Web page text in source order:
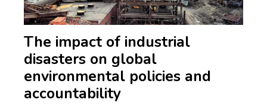
The impact of industrial
disasters on global
environmental policies and
accountability